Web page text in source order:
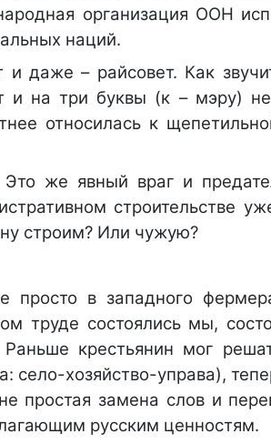
организация ООН
наций.
и даже – райсовет. Как
и на три буквы (к – мэру)
относилась к
же явный враг и
строительстве
строим? Или чужую?
просто в западного
труде состоялись мы,
крестьянин мог
село-хозяйство-управа),
простая замена слов и
русским ценностям.